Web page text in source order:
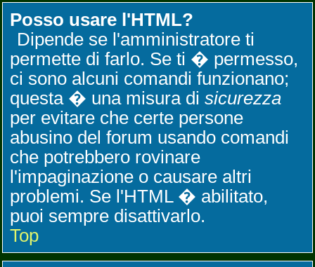
Posso usare l'HTML?
Dipende se l'amministratore ti
permette di farlo. Se ti � permesso,
ci sono alcuni comandi funzionano;
questa � una misura di sicurezza
per evitare che certe persone
abusino del forum usando comandi
che potrebbero rovinare
l'impaginazione o causare altri
problemi. Se l'HTML � abilitato,
puoi sempre disattivarlo.
Top